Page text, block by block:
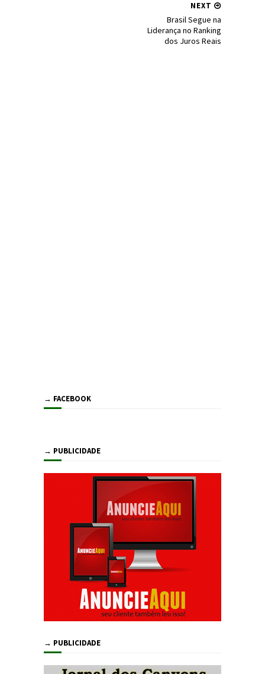
NEXT
Brasil Segue na
Liderança no Ranking
dos Juros Reais
→ FACEBOOK
→ PUBLICIDADE
→ PUBLICIDADE